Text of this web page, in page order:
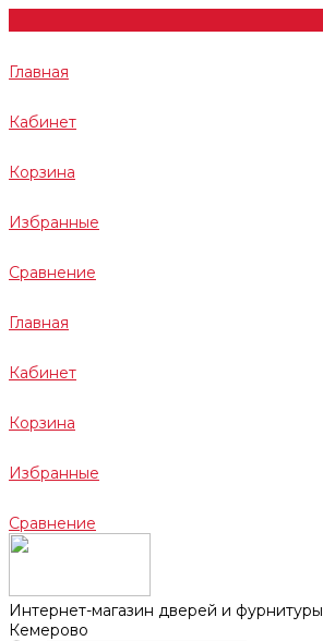
Главная
Кабинет
Корзина
Избранные
Сравнение
Главная
Кабинет
Корзина
Избранные
Сравнение
Интернет-магазин дверей и фурнитуры
Кемерово